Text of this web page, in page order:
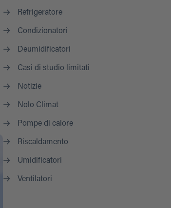
Refrigeratore
Condizionatori
Deumidificatori
Casi di studio limitati
Notizie
Nolo Climat
Pompe di calore
Riscaldamento
Umidificatori
Ventilatori